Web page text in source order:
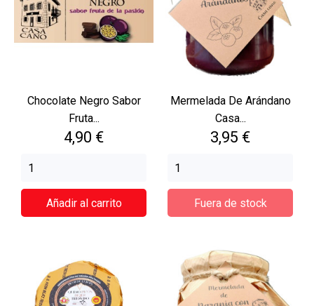
Chocolate Negro Sabor
Fruta...
Precio
4,90 €
Añadir al carrito
Mermelada De Arándano
Casa...
Precio
3,95 €
Fuera de stock